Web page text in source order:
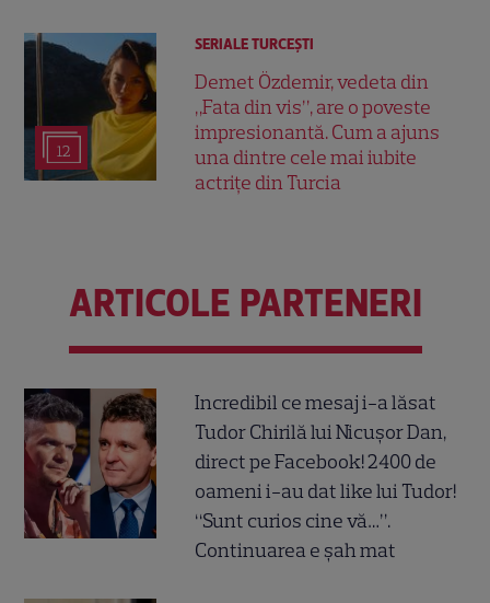
12
SERIALE TURCEŞTI
Demet Özdemir, vedeta din
„Fata din vis”, are o poveste
impresionantă. Cum a ajuns
una dintre cele mai iubite
actrițe din Turcia
ARTICOLE PARTENERI
Incredibil ce mesaj i-a lăsat
Tudor Chirilă lui Nicușor Dan,
direct pe Facebook! 2400 de
oameni i-au dat like lui Tudor!
“Sunt curios cine vă…”.
Continuarea e șah mat